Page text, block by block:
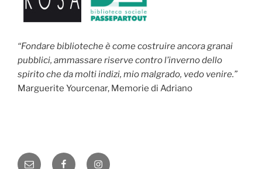
“Fondare biblioteche è come costruire ancora granai
pubblici, ammassare riserve contro l’inverno dello
spirito che da molti indizi, mio malgrado, vedo venire.”
Marguerite Yourcenar, Memorie di Adriano
Email FacebookInstagram